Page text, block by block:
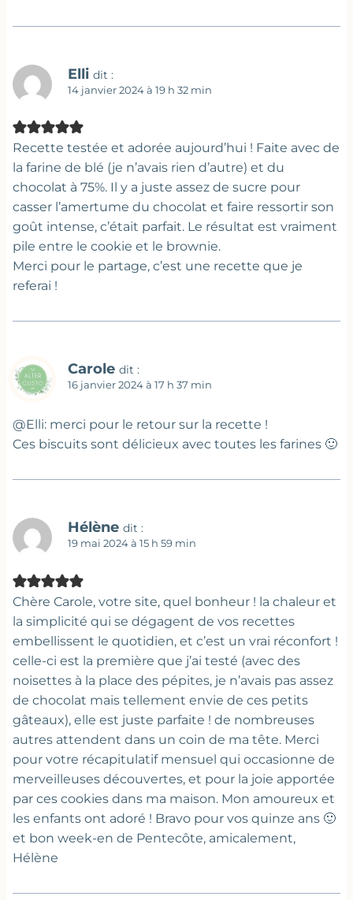
Elli dit :
14 janvier 2024 à 19 h 32 min
Recette testée et adorée aujourd’hui ! Faite avec de
la farine de blé (je n’avais rien d’autre) et du
chocolat à 75%. Il y a juste assez de sucre pour
casser l’amertume du chocolat et faire ressortir son
goût intense, c’était parfait. Le résultat est vraiment
pile entre le cookie et le brownie.
Merci pour le partage, c’est une recette que je
referai !
Carole dit :
16 janvier 2024 à 17 h 37 min
@Elli: merci pour le retour sur la recette !
Ces biscuits sont délicieux avec toutes les farines 🙂
Hélène dit :
19 mai 2024 à 15 h 59 min
Chère Carole, votre site, quel bonheur ! la chaleur et
la simplicité qui se dégagent de vos recettes
embellissent le quotidien, et c’est un vrai réconfort !
celle-ci est la première que j’ai testé (avec des
noisettes à la place des pépites, je n’avais pas assez
de chocolat mais tellement envie de ces petits
gâteaux), elle est juste parfaite ! de nombreuses
autres attendent dans un coin de ma tête. Merci
pour votre récapitulatif mensuel qui occasionne de
merveilleuses découvertes, et pour la joie apportée
par ces cookies dans ma maison. Mon amoureux et
les enfants ont adoré ! Bravo pour vos quinze ans 🙂
et bon week-en de Pentecôte, amicalement,
Hélène